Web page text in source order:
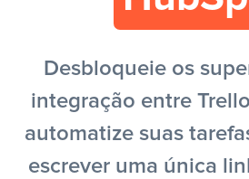
Desbloqueie os
integração entre
automatize suas
escrever uma única